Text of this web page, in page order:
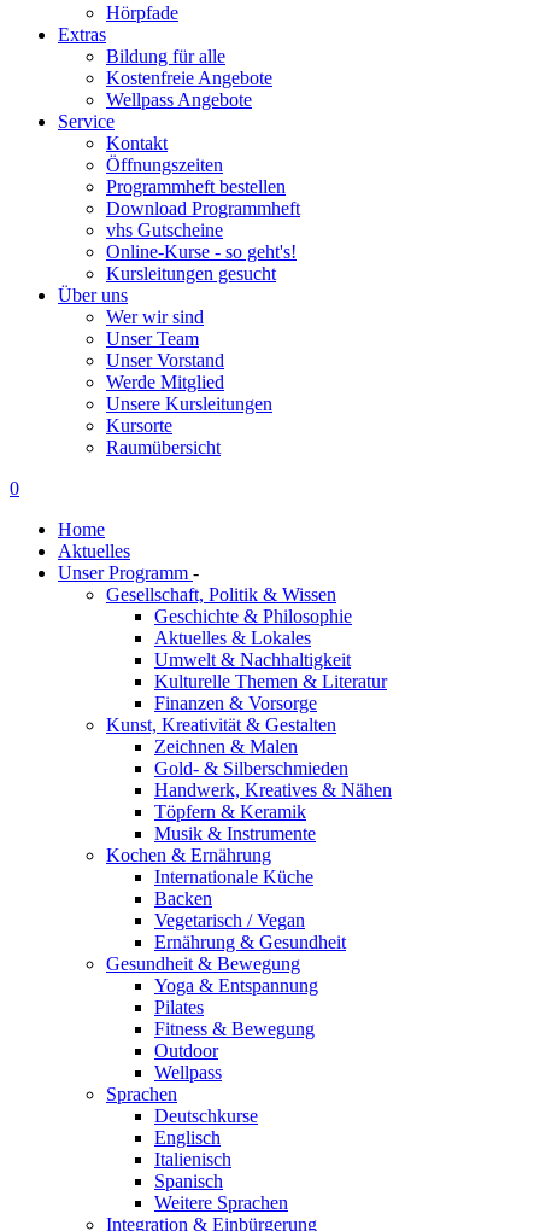
Hörpfade
Extras
Bildung für alle
Kostenfreie Angebote
Wellpass Angebote
Service
Kontakt
Öffnungszeiten
Programmheft bestellen
Download Programmheft
vhs Gutscheine
Online-Kurse - so geht's!
Kursleitungen gesucht
Über uns
Wer wir sind
Unser Team
Unser Vorstand
Werde Mitglied
Unsere Kursleitungen
Kursorte
Raumübersicht
0
Home
Aktuelles
Unser Programm -
Gesellschaft, Politik & Wissen
Geschichte & Philosophie
Aktuelles & Lokales
Umwelt & Nachhaltigkeit
Kulturelle Themen & Literatur
Finanzen & Vorsorge
Kunst, Kreativität & Gestalten
Zeichnen & Malen
Gold- & Silberschmieden
Handwerk, Kreatives & Nähen
Töpfern & Keramik
Musik & Instrumente
Kochen & Ernährung
Internationale Küche
Backen
Vegetarisch / Vegan
Ernährung & Gesundheit
Gesundheit & Bewegung
Yoga & Entspannung
Pilates
Fitness & Bewegung
Outdoor
Wellpass
Sprachen
Deutschkurse
Englisch
Italienisch
Spanisch
Weitere Sprachen
Integration & Einbürgerung